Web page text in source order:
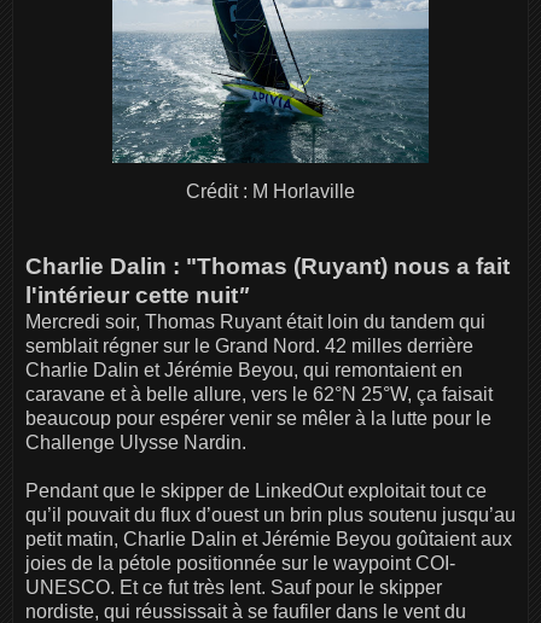
Crédit : M Horlaville
Charlie Dalin : "Thomas (Ruyant) nous a fait
l'intérieur cette nuit"
Mercredi soir, Thomas Ruyant était loin du tandem qui
semblait régner sur le Grand Nord. 42 milles derrière
Charlie Dalin et Jérémie Beyou, qui remontaient en
caravane et à belle allure, vers le 62°N 25°W, ça faisait
beaucoup pour espérer venir se mêler à la lutte pour le
Challenge Ulysse Nardin.
Pendant que le skipper de LinkedOut exploitait tout ce
qu’il pouvait du flux d’ouest un brin plus soutenu jusqu’au
petit matin, Charlie Dalin et Jérémie Beyou goûtaient aux
joies de la pétole positionnée sur le waypoint COI-
UNESCO. Et ce fut très lent. Sauf pour le skipper
nordiste, qui réussissait à se faufiler dans le vent du